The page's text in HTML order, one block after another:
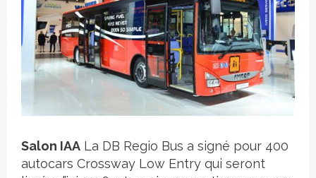
Crédit photo
Salon IAA La DB Regio Bus a signé pour 400
autocars Crossway Low Entry qui seront